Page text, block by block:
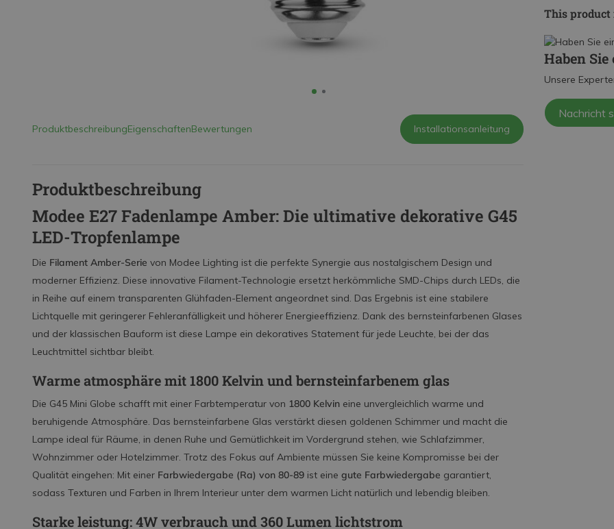
ProduktbeschreibungEigenschaftenBewertungen Installationsanleitung
Produktbeschreibung
Modee E27 Fadenlampe Amber: Die ultimative dekorative G45
LED-Tropfenlampe
Die Filament Amber-Serie von Modee Lighting ist die perfekte Synergie aus nostalgischem Design und
moderner Effizienz. Diese innovative Filament-Technologie ersetzt herkömmliche SMD-Chips durch LEDs, die
in Reihe auf einem transparenten Glühfaden-Element angeordnet sind. Das Ergebnis ist eine stabilere
Lichtquelle mit geringerer Fehleranfälligkeit und höherer Energieeffizienz. Dank des bernsteinfarbenen Glases
und der klassischen Bauform ist diese Lampe ein dekoratives Statement für jede Leuchte, bei der das
Leuchtmittel sichtbar bleibt.
Warme atmosphäre mit 1800 Kelvin und bernsteinfarbenem glas
Die G45 Mini Globe schafft mit einer Farbtemperatur von 1800 Kelvin eine unvergleichlich warme und
beruhigende Atmosphäre. Das bernsteinfarbene Glas verstärkt diesen goldenen Schimmer und macht die
Lampe ideal für Räume, in denen Ruhe und Gemütlichkeit im Vordergrund stehen, wie Schlafzimmer,
Wohnzimmer oder Hotelzimmer. Trotz des Fokus auf Ambiente müssen Sie keine Kompromisse bei der
Qualität eingehen: Mit einer Farbwiedergabe (Ra) von 80-89 ist eine gute Farbwiedergabe garantiert,
sodass Texturen und Farben in Ihrem Interieur unter dem warmen Licht natürlich und lebendig bleiben.
Starke leistung: 4W verbrauch und 360 Lumen lichtstrom
This
Haben
Unsere
Nachricht